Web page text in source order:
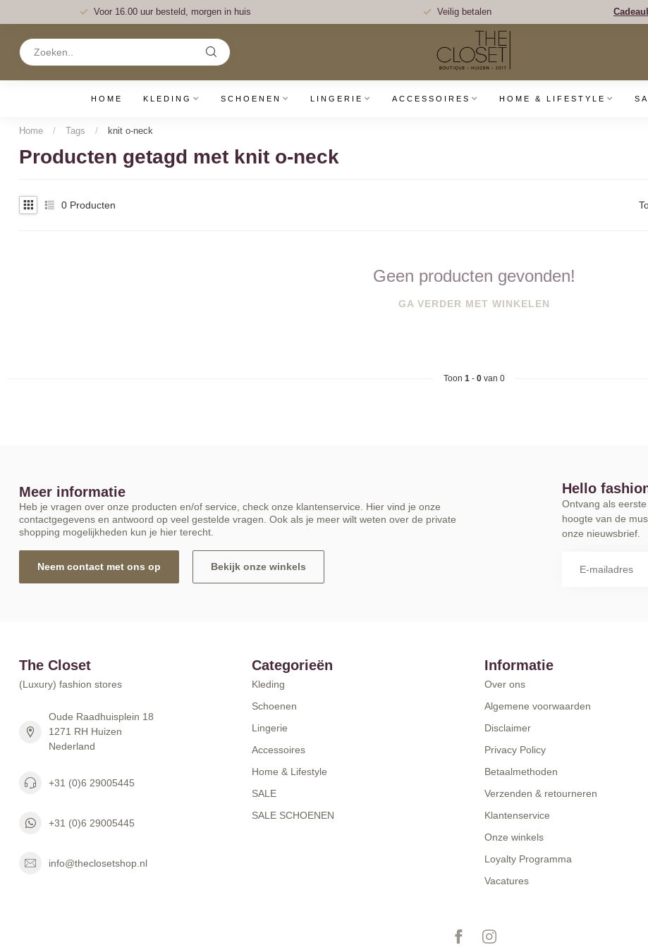
Voor 16.00 uur besteld, morgen in huis Veilig betalen
HOME KLEDING SCHOENEN LINGERIE ACCESSOIRES HOME & LIFESTYLE
Home / Tags / knit o-neck
Producten getagd met knit o-neck
0 Producten
Geen producten gevonden!
GA VERDER MET WINKELEN
Toon 1- 0van 0
Meer informatie
Heb je vragen over onze producten en/of service, check onze klantenservice. Hier vind je onze
contactgegevens en antwoord op veel gestelde vragen. Ook als je meer wilt weten over de private
shopping mogelijkheden kun je hier terecht.
Neem contact met ons op Bekijk onze winkels
Hello
Ontvang als
hoogte van de
onze nieuwsbrief.
The Closet
(Luxury) fashion stores
Oude Raadhuisplein 18
1271 RH Huizen
Nederland
+31 (0)6 29005445
+31 (0)6 29005445
info@theclosetshop.nl
Categorieën
Kleding
Schoenen
Lingerie
Accessoires
Home & Lifestyle
SALE
SALE SCHOENEN
Informatie
Over ons
Algemene voorwaarden
Disclaimer
Privacy Policy
Betaalmethoden
Verzenden & retourneren
Klantenservice
Onze winkels
Loyalty Programma
Vacatures